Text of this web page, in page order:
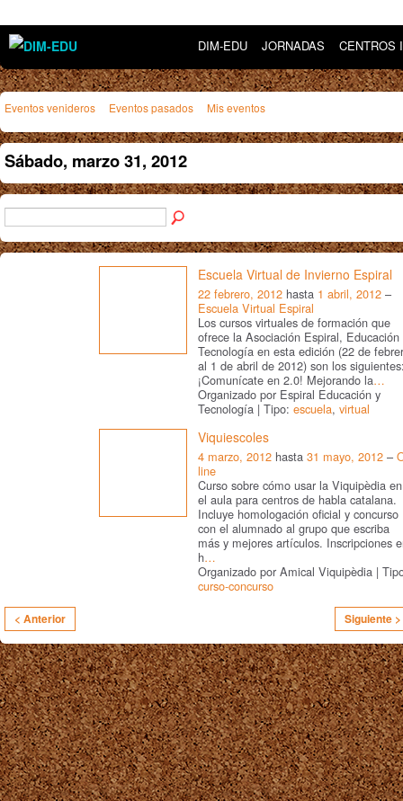
DIM-EDU JORNADAS CENTROS
Eventos venideros Eventos pasados Mis eventos
Sábado, marzo 31, 2012
Escuela Virtual de Invierno Espiral
22 febrero, 2012 hasta 1 abril, 2012 –
Escuela Virtual Espiral
Los cursos virtuales de formación que
ofrece la Asociación Espiral, Educación
Tecnología en esta edición (22 de
al 1 de abril de 2012) son los
¡Comunícate en 2.0! Mejorando la…
Organizado por Espiral Educación y
Tecnología | Tipo: escuela, virtual
Viquiescoles
4 marzo, 2012 hasta 31 mayo, 2012 –
line
Curso sobre cómo usar la Viquipèdia en
el aula para centros de habla catalana.
Incluye homologación oficial y concurso
con el alumnado al grupo que escriba
más y mejores artículos. Inscripciones
h…
Organizado por Amical Viquipèdia |
curso-concurso
< Anterior Siguiente >